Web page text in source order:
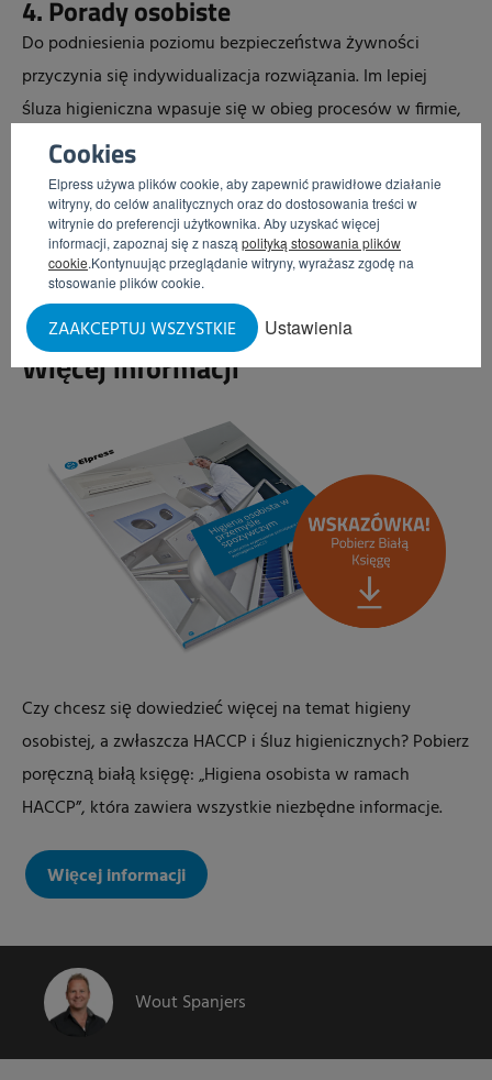
Cookies
Elpress używa plików cookie, aby zapewnić prawidłowe działanie
witryny, do celów analitycznych oraz do dostosowania treści w
witrynie do preferencji użytkownika. Aby uzyskać więcej
informacji, zapoznaj się z naszą polityką stosowania plików
cookie.Kontynuując przeglądanie witryny, wyrażasz zgodę na
stosowanie plików cookie.
Ustawienia
ZAAKCEPTUJ WSZYSTKIE
4. Porady osobiste
Do podniesienia poziomu bezpieczeństwa żywności
przyczynia się indywidualizacja rozwiązania. Im lepiej
śluza higieniczna wpasuje się w obieg procesów w firmie,
tym większa szansa, że pracownicy będą z niej
prawidłowo korzystali. Eksperci wiedzą, co należy zrobić,
aby dostosować rozwiązania do danego klienta.
Dysponujemy również działem pomocy technicznej, który
chętnie udzieli odpowiedzi na wszelkie dotyczące tego
tematu pytania.
Więcej informacji
Czy chcesz się dowiedzieć więcej na temat higieny
osobistej, a zwłaszcza HACCP i śluz higienicznych? Pobierz
poręczną białą księgę: „Higiena osobista w ramach
HACCP”, która zawiera wszystkie niezbędne informacje.
Więcej informacji
Wout Spanjers